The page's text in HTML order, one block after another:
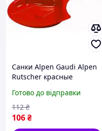
Санки Alpen Gaudi Alpen
Rutscher красные
Готово до відправки
106₴
112 ₴